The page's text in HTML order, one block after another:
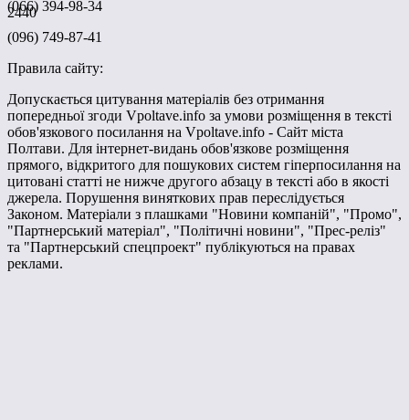
2440
(066) 394-98-34
(096) 749-87-41
Правила сайту:
Допускається цитування матеріалів без отримання
попередньої згоди Vpoltave.info за умови розміщення в тексті
обов'язкового посилання на Vpoltave.info - Сайт міста
Полтави. Для інтернет-видань обов'язкове розміщення
прямого, відкритого для пошукових систем гіперпосилання на
цитовані статті не нижче другого абзацу в тексті або в якості
джерела. Порушення виняткових прав переслідується
Законом. Матеріали з плашками "Новини компаній", "Промо",
"Партнерський матеріал", "Політичні новини", "Прес-реліз"
та "Партнерський спецпроект" публікуються на правах
реклами.